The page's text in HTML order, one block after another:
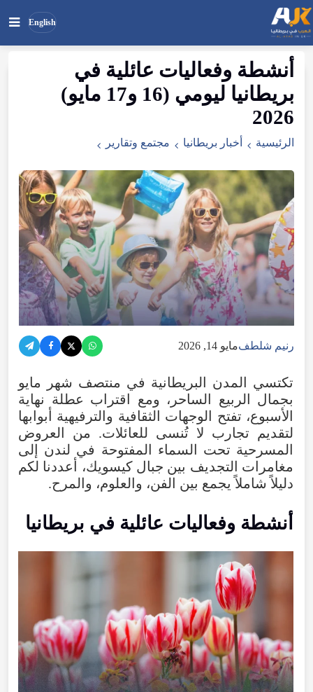
English
ابحث
الموقع
أنشطة وفعاليات عائلية في
بريطانيا ليومي (
16 و17 مايو)
2026
الرئيسية أخبار بريطانيا مجتمع وتقارير
رنيم شلطفمايو 14, 2026
تكتسي المدن البريطانية في منتصف شهر
مايو
بجمال الربيع الساحر ، ومع اقتراب عطلة نهاية
الأسبوع، تفتح الوجهات الثقافية والترفيهية أبوابها
لتقديم
تجارب لا تُنسى للعائلات. من
العروض
المسرحية تحت السماء المفتوحة في لندن إلى
مغامرات التجديف بين جبال كيسويك، أعددنا لكم
دليلاً شاملاً يجمع بين الفن، والعلوم، والمرح.
أنشطة وفعاليات عائلية في بريطانيا